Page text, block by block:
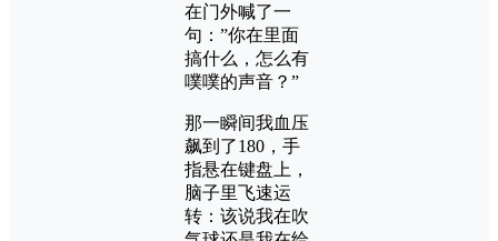
在门外喊了一
句：”你在里面
搞什么，怎么有
噗噗的声音？”
那一瞬间我血压
飙到了180，手
指悬在键盘上，
脑子里飞速运
转：该说我在吹